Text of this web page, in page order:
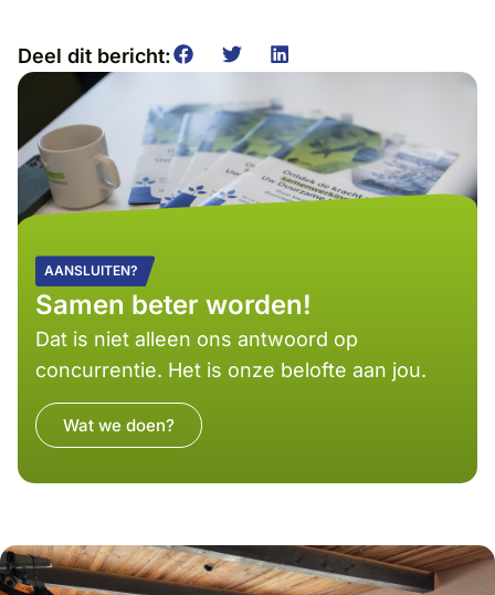
Deel dit bericht:
AANSLUITEN?
Samen beter worden!
Dat is niet alleen ons antwoord op
concurrentie. Het is onze belofte aan jou.
Wat we doen?